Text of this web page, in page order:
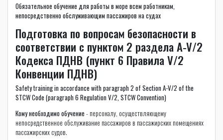
Обязательное обучение для работы в море всем работникам,
непосредственно обслуживающим пассажиров на судах
Подготовка по вопросам безопасности в
соответствии с пунктом 2 раздела A-V/2
Кодекса ПДНВ (пункт 6 Правила V/2
Конвенции ПДНВ)
Safety training in accordance with paragraph 2 of Section А-V/2 of the
STCW Code (paragraph 6 Regulation V/2, STCW Convention)
Кому необходимо обучение - персоналу, осуществляющему
непосредственное обслуживание пассажиров в пассажирских помещениях
пассажирских судов.